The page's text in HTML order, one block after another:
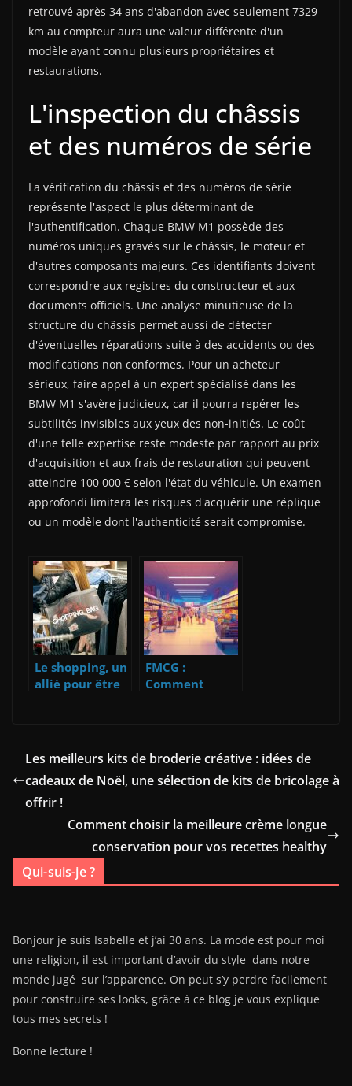
retrouvé après 34 ans d'abandon avec seulement 7329
km au compteur aura une valeur différente d'un
modèle ayant connu plusieurs propriétaires et
restaurations.
L'inspection du châssis
et des numéros de série
La vérification du châssis et des numéros de série
représente l'aspect le plus déterminant de
l'authentification. Chaque BMW M1 possède des
numéros uniques gravés sur le châssis, le moteur et
d'autres composants majeurs. Ces identifiants doivent
correspondre aux registres du constructeur et aux
documents officiels. Une analyse minutieuse de la
structure du châssis permet aussi de détecter
d'éventuelles réparations suite à des accidents ou des
modifications non conformes. Pour un acheteur
sérieux, faire appel à un expert spécialisé dans les
BMW M1 s'avère judicieux, car il pourra repérer les
subtilités invisibles aux yeux des non-initiés. Le coût
d'une telle expertise reste modeste par rapport au prix
d'acquisition et aux frais de restauration qui peuvent
atteindre 100 000 € selon l'état du véhicule. Un examen
approfondi limitera les risques d'acquérir une réplique
ou un modèle dont l'authenticité serait compromise.
Le shopping, un
allié pour être
FMCG :
Comment
rapide
révolutionne le
développemen
Les meilleurs kits de broderie créative : idées de
cadeaux de Noël, une sélection de kits de bricolage à
offrir !
Comment choisir la meilleure crème longue
conservation pour vos recettes healthy
Qui-suis-je ?
Bonjour je suis Isabelle et j’ai 30 ans. La mode est pour moi
une religion, il est important d’avoir du style dans notre
monde jugé sur l’apparence. On peut s’y perdre facilement
pour construire ses looks, grâce à ce blog je vous explique
tous mes secrets !
Bonne lecture !